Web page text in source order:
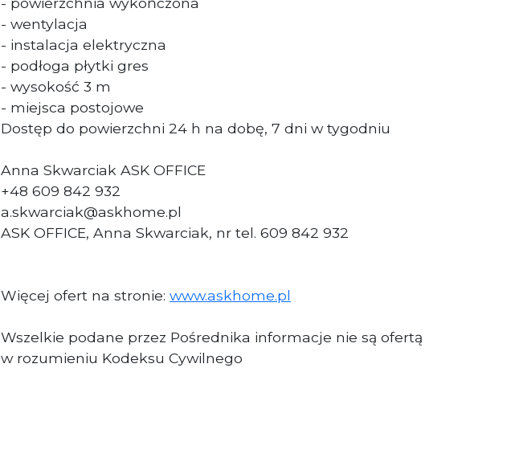
- wentylacja
- instalacja elektryczna
- podłoga płytki gres
- wysokość 3 m
- miejsca postojowe
Dostęp do powierzchni 24 h na dobę, 7 dni w tygodniu
Anna Skwarciak ASK OFFICE
+48 609 842 932
a.skwarciak@askhome.pl
ASK OFFICE, Anna Skwarciak, nr tel. 609 842 932
Więcej ofert na stronie: www.askhome.pl
Wszelkie podane przez Pośrednika informacje nie są ofertą
w rozumieniu Kodeksu Cywilnego